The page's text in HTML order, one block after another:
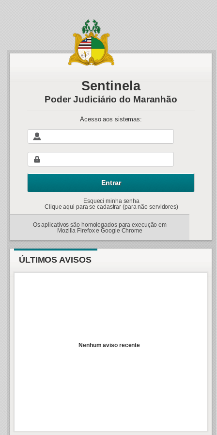
Sentinela
Poder Judiciário do Maranhão
Acesso aos sistemas:
Esqueci minha senha
Clique aqui para se cadastrar (para não servidores)
Os aplicativos são homologados para execução em
Mozilla Firefox e Google Chrome
ÚLTIMOS AVISOS
Nenhum aviso recente